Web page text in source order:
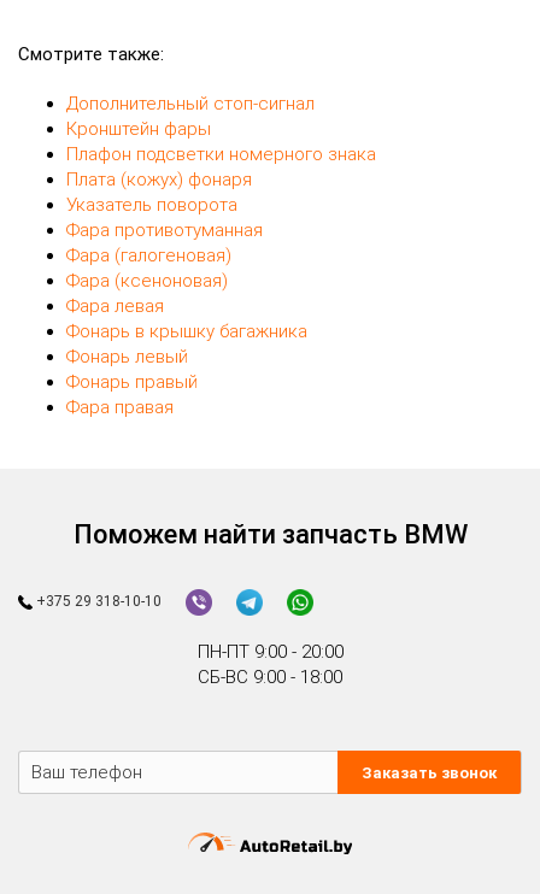
Смотрите также:
Дополнительный стоп-сигнал
Кронштейн фары
Плафон подсветки номерного знака
Плата (кожух) фонаря
Указатель поворота
Фара противотуманная
Фара (галогеновая)
Фара (ксеноновая)
Фара левая
Фонарь в крышку багажника
Фонарь левый
Фонарь правый
Фара правая
Поможем найти запчасть BMW
+375 29 318-10-10
ПН-ПТ 9:00 - 20:00
СБ-ВС 9:00 - 18:00
Заказать звонок